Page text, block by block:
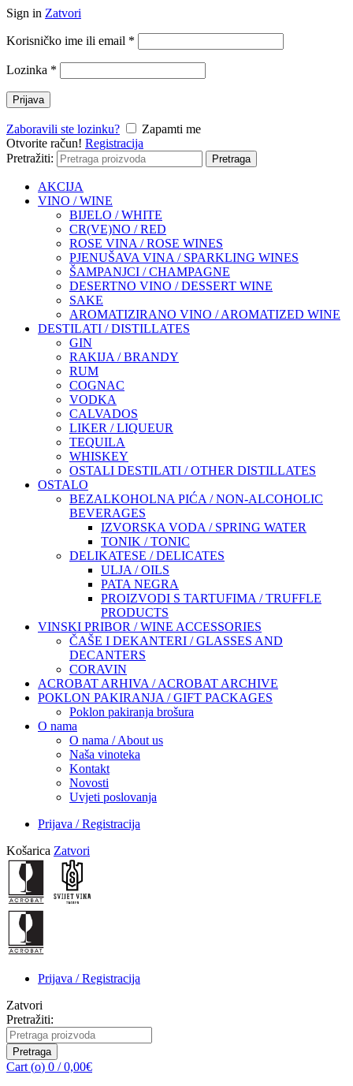
Sign in Zatvori
Korisničko ime ili email *
Lozinka *
Prijava
Zaboravili ste lozinku?
Zapamti me
Otvorite račun! Registracija
Pretražiti:
Pretraga
AKCIJA
VINO / WINE
BIJELO / WHITE
CR(VE)NO / RED
ROSE VINA / ROSE WINES
PJENUŠAVA VINA / SPARKLING WINES
ŠAMPANJCI / CHAMPAGNE
DESERTNO VINO / DESSERT WINE
SAKE
AROMATIZIRANO VINO / AROMATIZED WINE
DESTILATI / DISTILLATES
GIN
RAKIJA / BRANDY
RUM
COGNAC
VODKA
CALVADOS
LIKER / LIQUEUR
TEQUILA
WHISKEY
OSTALI DESTILATI / OTHER DISTILLATES
OSTALO
BEZALKOHOLNA PIĆA / NON-ALCOHOLIC
BEVERAGES
IZVORSKA VODA / SPRING WATER
TONIK / TONIC
DELIKATESE / DELICATES
ULJA / OILS
PATA NEGRA
PROIZVODI S TARTUFIMA / TRUFFLE
PRODUCTS
VINSKI PRIBOR / WINE ACCESSORIES
ČAŠE I DEKANTERI / GLASSES AND
DECANTERS
CORAVIN
ACROBAT ARHIVA / ACROBAT ARCHIVE
POKLON PAKIRANJA / GIFT PACKAGES
Poklon pakiranja brošura
O nama
O nama / About us
Naša vinoteka
Kontakt
Novosti
Uvjeti poslovanja
Prijava / Registracija
Košarica Zatvori
Prijava / Registracija
Zatvori
Pretražiti:
Pretraga
Cart (o) 0 / 0,00€